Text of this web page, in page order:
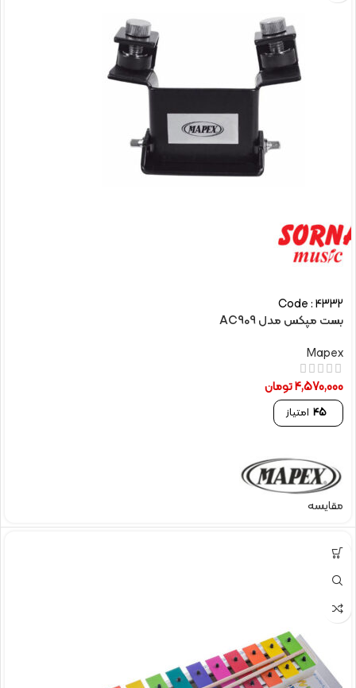
Code : 4332
بست مپکس مدل AC909
Mapex
4,570,000تومان
45 امتیاز
مقایسه